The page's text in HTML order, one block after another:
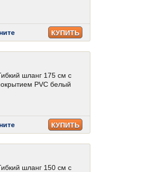
КУПИТЬ
шланг 175 см с
PVC белый
КУПИТЬ
шланг 150 см с